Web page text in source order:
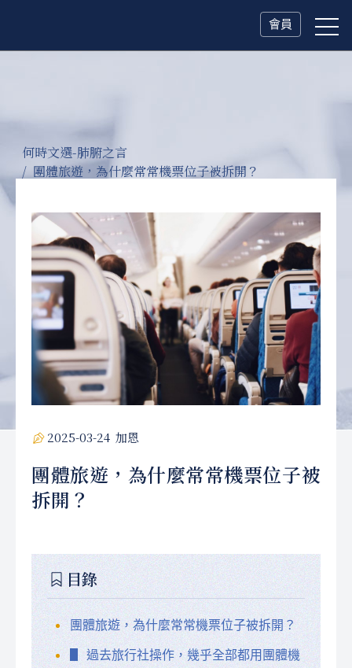
會員
何時文選-肺腑之言
團體旅遊，為什麼常常機票位子被拆開？
2025-03-24 加恩
團體旅遊，為什麼常常機票位子被
拆開？
目錄
團體旅遊，為什麼常常機票位子被拆開？
▋ 過去旅行社操作，幾乎全部都用團體機